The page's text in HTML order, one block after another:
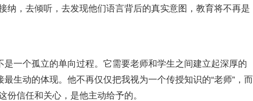
纳，去倾听，去发现他们语言背后的真实意图，教育将不再是
是一个孤立的单向过程。它需要老师和学生之间建立起深厚的
生动的体现。他不再仅仅把我视为一个传授知识的“老师”，而
份信任和关心，是他主动给予的。